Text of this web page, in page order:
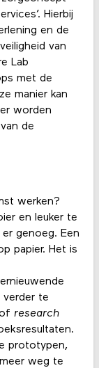
Hierbij
en de
van
Lab
met de
manier kan
worden
de
werken?
en leuker te
genoeg. Een
papier. Het is
verder te
research
prototypen,
weg te